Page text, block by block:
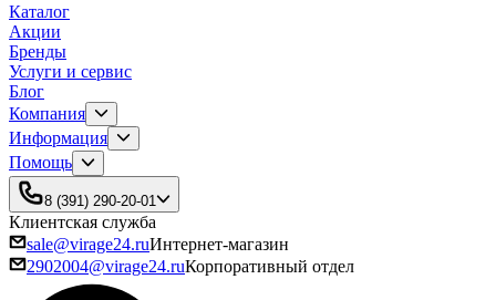
Каталог
Акции
Бренды
Услуги и сервис
Блог
Компания
Информация
Помощь
8 (391) 290-20-01
Клиентская служба
sale@virage24.ruИнтернет-магазин
2902004@virage24.ruКорпоративный отдел